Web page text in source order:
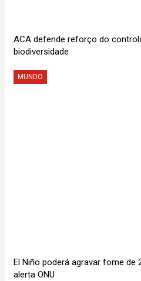
ACA defende reforço do
biodiversidade
MUNDO
El Niño poderá agravar fome
alerta ONU